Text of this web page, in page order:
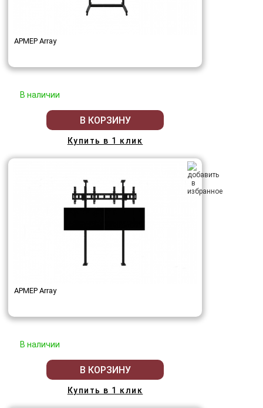
АРМЕР Array
В наличии
В КОРЗИНУ
Купить в 1 клик
АРМЕР Array
В наличии
В КОРЗИНУ
Купить в 1 клик